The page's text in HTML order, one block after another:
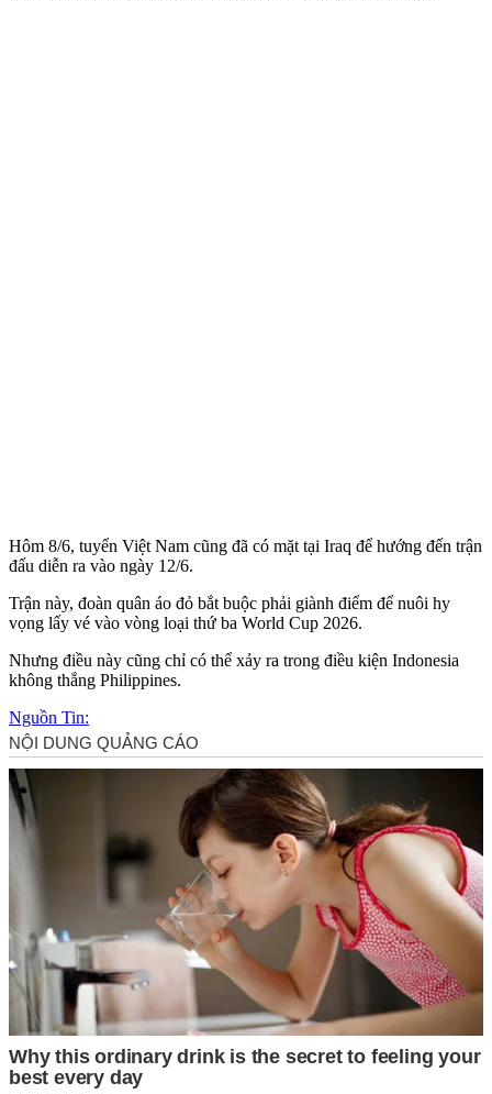
Hôm 8/6, tuyển Việt Nam cũng đã có mặt tại Iraq để hướng đến trận
đấu diễn ra vào ngày 12/6.
Trận này, đoàn quân áo đỏ bắt buộc phải giành điểm để nuôi hy
vọng lấy vé vào vòng loại thứ ba World Cup 2026.
Nhưng điều này cũng chỉ có thể xảy ra trong điều kiện Indonesia
không thắng Philippines.
Nguồn Tin: